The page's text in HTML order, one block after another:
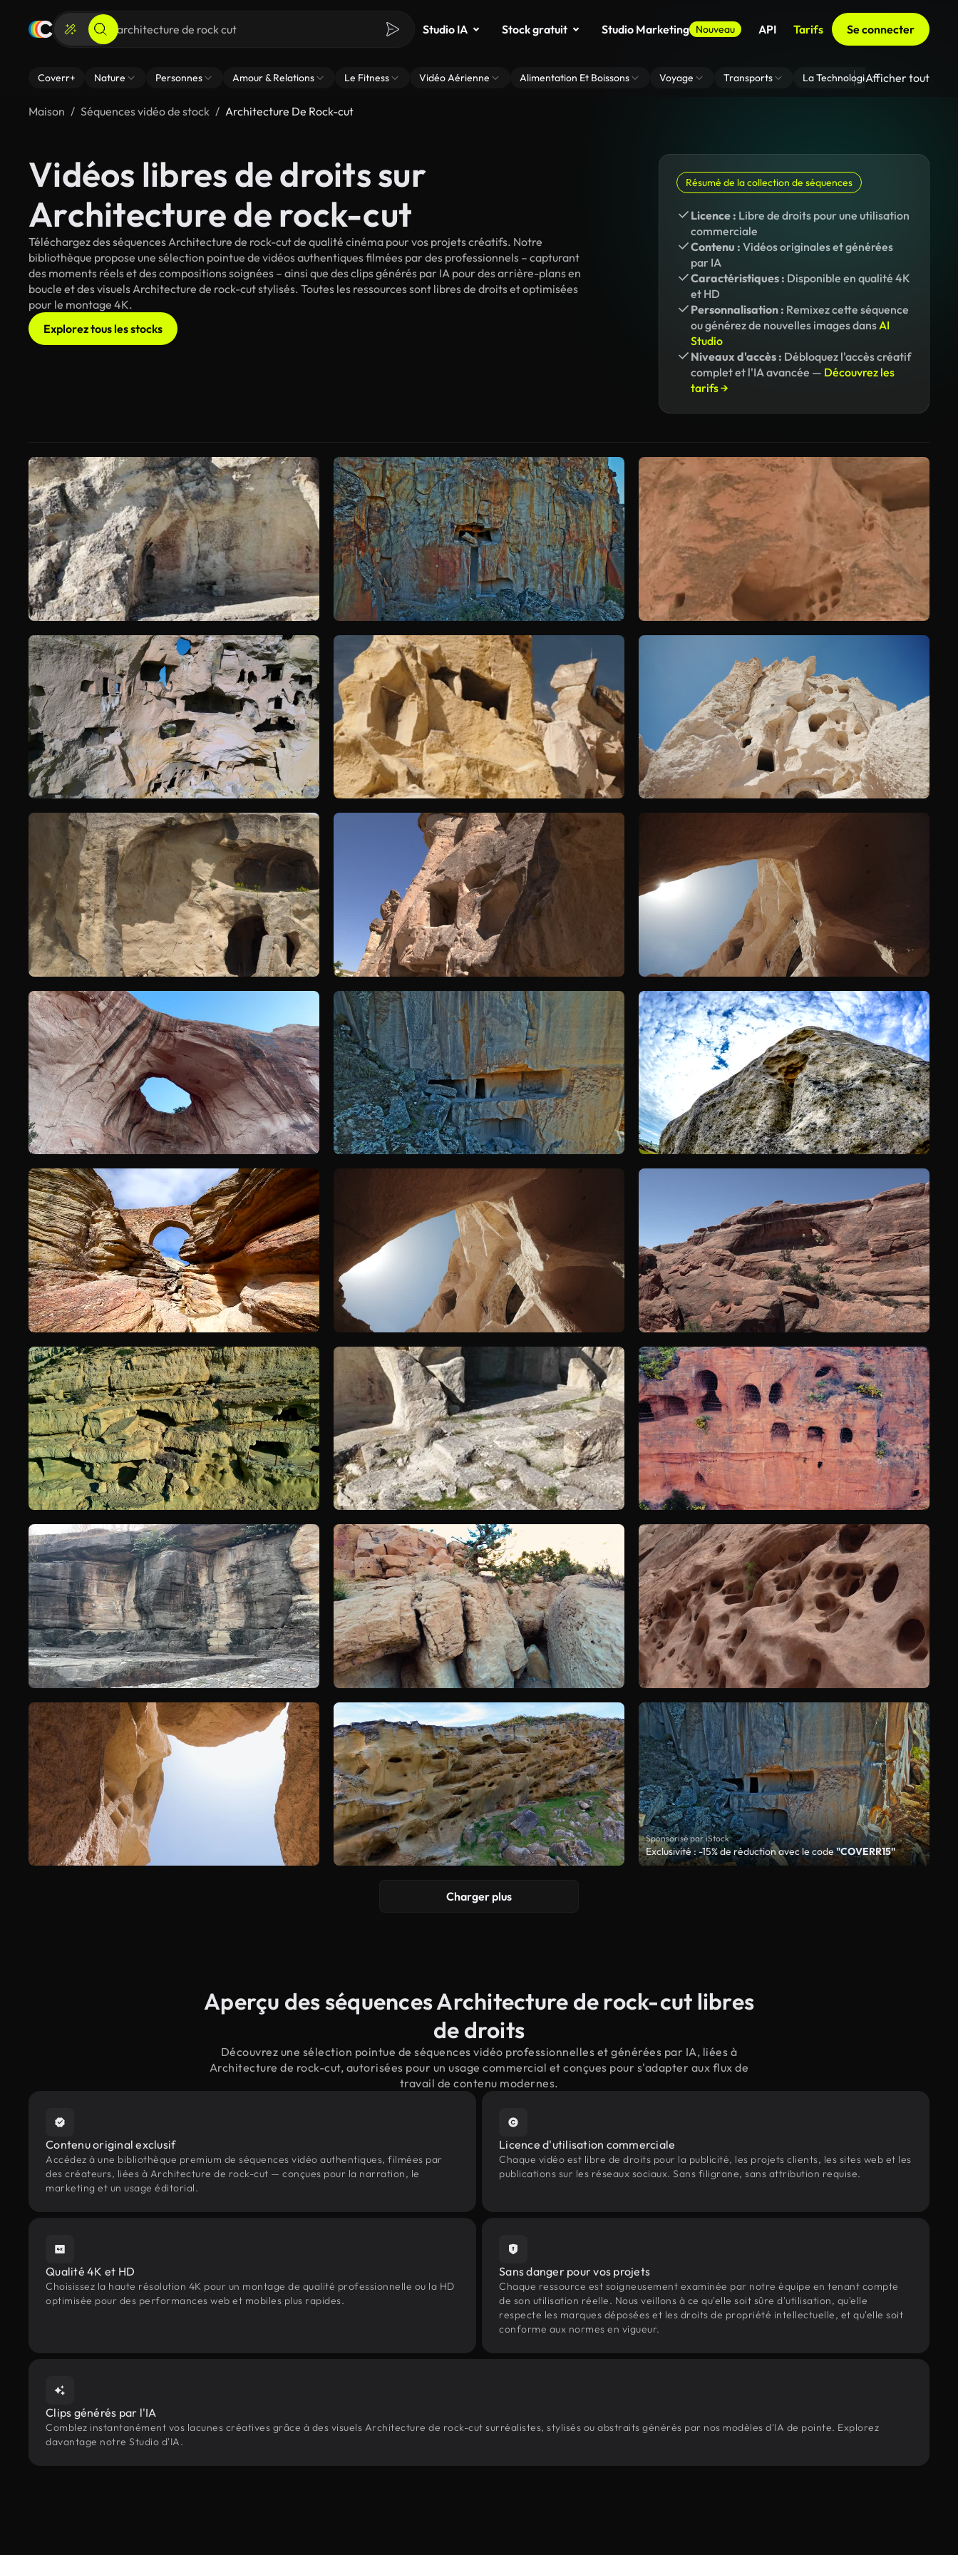
Studio IA Stock gratuit Studio Marketing Nouveau API Tarifs Se connecter
Coverr+ Nature Personnes Amour & Relations Le Fitness Vidéo Aérienne Alimentation Et Boissons Voyage Transports La Technologie Zoom En
Afficher tout
Maison Séquences vidéo de stock Architecture De Rock-cut
Vidéos libres de droits sur
Architecture de rock-cut
Téléchargez des séquences Architecture de rock-cut de qualité cinéma pour vos projets créatifs. Notre
bibliothèque propose une sélection pointue de vidéos authentiques filmées par des professionnels – capturant
des moments réels et des compositions soignées – ainsi que des clips générés par IA pour des arrière-plans en
boucle et des visuels Architecture de rock-cut stylisés. Toutes les ressources sont libres de droits et optimisées
pour le montage 4K.
Explorez tous les stocks
Résumé de la collection de séquences
Licence : Libre de droits pour une utilisation
commerciale
Contenu : Vidéos originales et générées
par IA
Caractéristiques : Disponible en qualité 4K
et HD
Personnalisation : Remixez cette séquence
ou générez de nouvelles images dansAI
Studio
Niveaux d'accès : Débloquez l'accès créatif
complet et l'IA avancée — Découvrez les
tarifs →
Sponsorisé par iStock
Exclusivité : -15% de réduction avec le code"COVERR15"
Charger plus
Aperçu des séquences Architecture de rock-cut libres
de droits
Découvrez une sélection pointue de séquences vidéo professionnelles et générées par IA, liées à
Architecture de rock-cut, autorisées pour un usage commercial et conçues pour s'adapter aux flux de
travail de contenu modernes.
Contenu original exclusif
Accédez à une bibliothèque premium de séquences vidéo authentiques, filmées par
des créateurs, liées à Architecture de rock-cut — conçues pour la narration, le
marketing et un usage éditorial.
Licence d'utilisation commerciale
Chaque vidéo est libre de droits pour la publicité, les projets clients, les sites web et les
publications sur les réseaux sociaux. Sans filigrane, sans attribution requise.
Qualité 4K et HD
Choisissez la haute résolution 4K pour un montage de qualité professionnelle ou la HD
optimisée pour des performances web et mobiles plus rapides.
Sans danger pour vos projets
Chaque ressource est soigneusement examinée par notre équipe en tenant compte
de son utilisation réelle. Nous veillons à ce qu'elle soit sûre d'utilisation, qu'elle
respecte les marques déposées et les droits de propriété intellectuelle, et qu'elle soit
conforme aux normes en vigueur.
Clips générés par l'IA
Comblez instantanément vos lacunes créatives grâce à des visuels Architecture de rock-cut surréalistes, stylisés ou abstraits générés par nos modèles d'IA de pointe. Explorez
davantage notre Studio d'IA.